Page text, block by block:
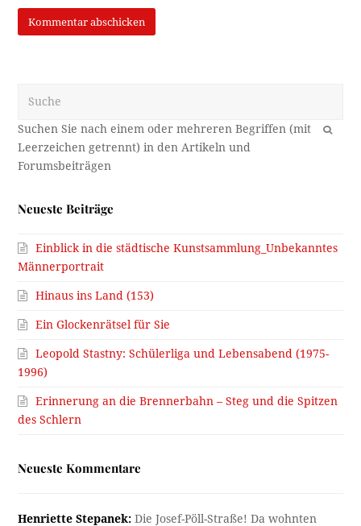
OK
Neueste Beiträge
Einblick in die städtische Kunstsammlung_Unbekanntes
Männerportrait
Hinaus ins Land (153)
Ein Glockenrätsel für Sie
Leopold Stastny: Schülerliga und Lebensabend (1975-
1996)
Erinnerung an die Brennerbahn – Steg und die Spitzen
des Schlern
Neueste Kommentare
Henriette Stepanek: Die Josef-Pöll-Straße! Da wohnten